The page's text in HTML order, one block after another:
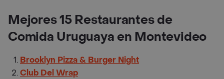
Mejores 15 Restaurantes de
Comida Uruguaya en Montevideo
Brooklyn Pizza & Burger Night
Club Del Wrap